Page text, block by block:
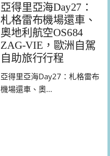
亞得里亞海Day27：
札格雷布機場還車、
奧地利航空OS684
ZAG-VIE，歐洲自駕
自助旅行行程
亞得里亞海Day27：札格雷布
機場還車、奧...